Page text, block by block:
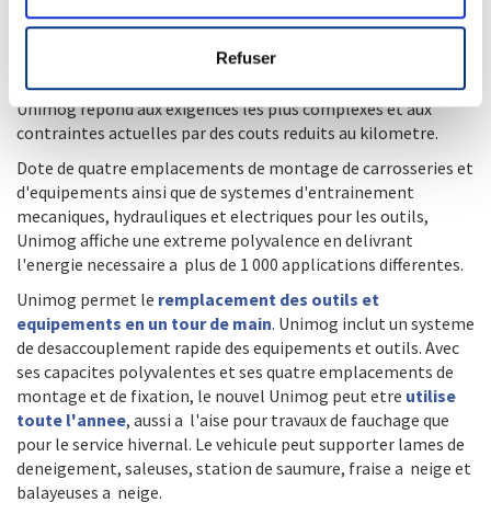
Refuser
Unimog offre une polyvalence tout-terrain.
Soucieux de respecter les sols,rapide et sur
offre une charge utile elevee et une traction exemplaire.
Unimog repond aux exigences les plus complexes et aux
contraintes actuelles par des couts reduits au kilometre.
Dote de quatre emplacements de montage de carrosseries et
d'equipements ainsi que de systemes d'entrainement
mecaniques, hydrauliques et electriques pour les outils,
Unimog affiche une extreme polyvalence en delivrant
l'energie necessaire a plus de 1 000 applications differentes.
Unimog permet le remplacement des outils et
equipements en un tour de main. Unimog inclut un systeme
de desaccouplement rapide des equipements et outils. Avec
ses capacites polyvalentes et ses quatre emplacements de
montage et de fixation, le nouvel Unimog peut etre utilise
toute l'annee, aussi a l'aise pour travaux de fauchage que
pour le service hivernal. Le vehicule peut supporter lames de
deneigement, saleuses, station de saumure, fraise a neige et
balayeuses a neige.